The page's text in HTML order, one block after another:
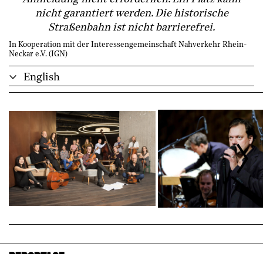
nicht garantiert werden. Die historische
Straßenbahn ist nicht barrierefrei.
In Kooperation mit der Interessengemeinschaft Nahverkehr Rhein-
Neckar e.V. (IGN)
English